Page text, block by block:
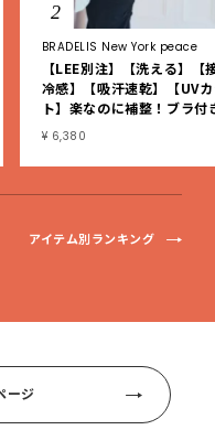
2
BRADELIS New York peace
【LEE別注】【洗える】【
冷感】【吸汗速乾】【UV
ト】楽なのに補整！ブラ付
ブタンクトップ
¥ 6,380
アイテム別ランキング
ージ